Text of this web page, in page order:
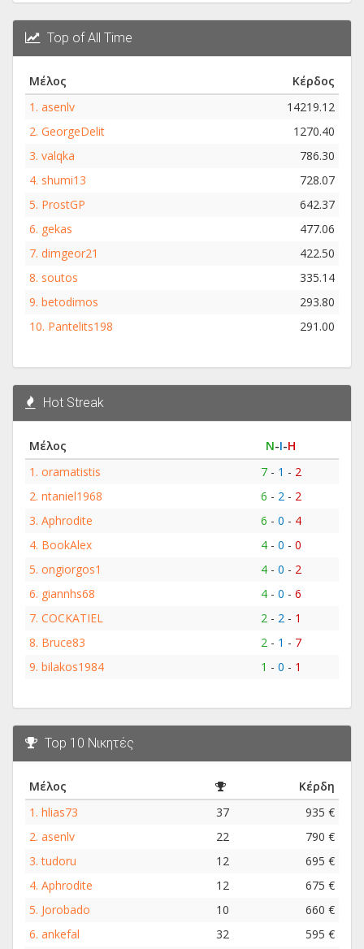
Top of All Time
Μέλος
Κέρδος
1. asenlv
14219.12
2. GeorgeDelit
1270.40
3. valqka
786.30
4. shumi13
728.07
5. ProstGP
642.37
6. gekas
477.06
7. dimgeor21
422.50
8. soutos
335.14
9. betodimos
293.80
10. Pantelits198 291.00
Hot Streak
Μέλος Ν-Ι-Η
1. oramatistis 7- 1 - 2
2. ntaniel1968 6 - 2 - 2
3. Aphrodite 6 - 0 - 4
4. BookAlex 4- 0 - 0
5. ongiorgos1 4- 0 - 2
6. giannhs68 4- 0 - 6
7. COCKATIEL 2 - 2 - 1
8. Bruce83 2 - 1 - 7
9. bilakos1984 1 - 0 - 1
Top 10 Νικητές
Μέλος
Κέρδη
1. hlias73 37
935 €
2. asenlv 22
790 €
3.tudoru 12
695 €
4. Aphrodite 12
675 €
5. Jorobado 10
660 €
6. ankefal 32
595 €